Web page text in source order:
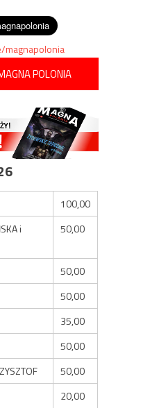
magnapolonia
POLONIA
100,00
i
50,00
50,00
50,00
35,00
50,00
50,00
20,00